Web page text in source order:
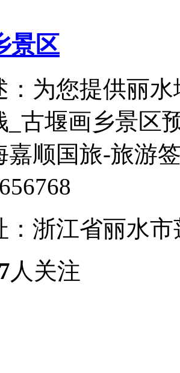
景区
：为您提供丽
_古堰画乡景区
嘉顺国旅-旅游
：浙江省丽水
人关注